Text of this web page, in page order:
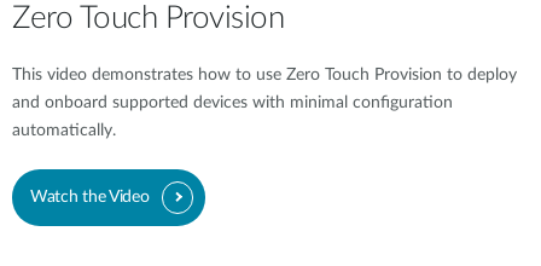
Zero Touch Provision
This video demonstrates how to use Zero Touch Provision to deploy
and onboard supported devices with minimal configuration
automatically.
Watch the Video